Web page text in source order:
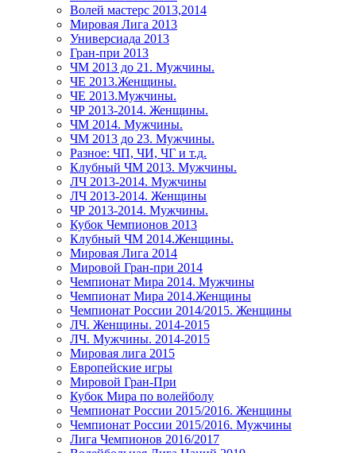
Волей мастерс 2013,2014
Мировая Лига 2013
Универсиада 2013
Гран-при 2013
ЧМ 2013 до 21. Мужчины.
ЧЕ 2013.Женщины.
ЧЕ 2013.Мужчины.
ЧР 2013-2014. Женщины.
ЧМ 2014. Мужчины.
ЧМ 2013 до 23. Мужчины.
Разное: ЧП, ЧИ, ЧГ и т.д.
Клубный ЧМ 2013. Мужчины.
ЛЧ 2013-2014. Мужчины
ЛЧ 2013-2014. Женщины
ЧР 2013-2014. Мужчины.
Кубок Чемпионов 2013
Клубный ЧМ 2014.Женщины.
Мировая Лига 2014
Мировой Гран-при 2014
Чемпионат Мира 2014. Мужчины
Чемпионат Мира 2014.Женщины
Чемпионат России 2014/2015. Женщины
ЛЧ. Женщины. 2014-2015
ЛЧ. Мужчины. 2014-2015
Мировая лига 2015
Европейские игры
Мировой Гран-При
Кубок Мира по волейболу
Чемпионат России 2015/2016. Женщины
Чемпионат России 2015/2016. Мужчины
Лига Чемпионов 2016/2017